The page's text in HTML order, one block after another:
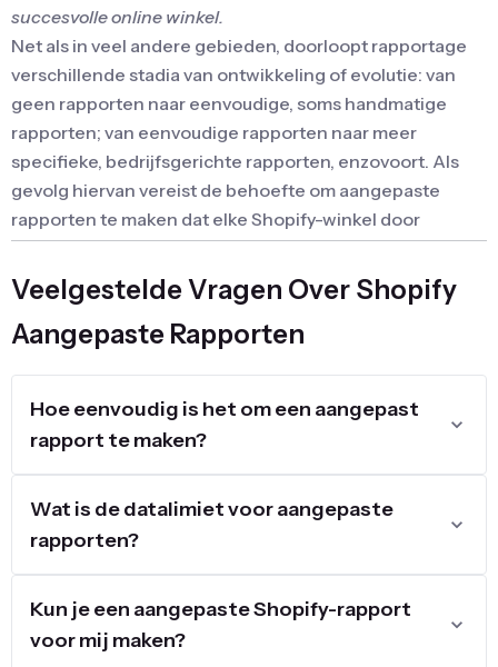
succesvolle online winkel.
Net als in veel andere gebieden, doorloopt rapportage
verschillende stadia van ontwikkeling of evolutie: van
geen rapporten naar eenvoudige, soms handmatige
rapporten; van eenvoudige rapporten naar meer
specifieke, bedrijfsgerichte rapporten, enzovoort. Als
gevolg hiervan vereist de behoefte om aangepaste
rapporten te maken dat elke Shopify-winkel door
bepaalde evolutionaire stadia gaat.
Over het algemeen ontstaat de behoefte aan
aangepaste rapporten in Shopify geleidelijk en wordt
soms aangepakt door berekeningen uit te voeren in
Google Sheets of vergelijkbare methoden.
Wanneer zijn Shopify Aangepaste
Rapporten zo belangrijk?
Het maken van aangepaste rapporten wordt een
dringende behoefte voor een online winkel tijdens de
opzet, optimalisatie of verfijning van zijn workflows.
Aangepaste rapporten zijn essentieel om efficiënte
werkprocessen te organiseren. Ze stellen bedrijven in
Veelgestelde Vragen Over Shopify
Aangepaste Rapporten
Hoe eenvoudig is het om een aangepast
rapport te maken?
Wat is de datalimiet voor aangepaste
rapporten?
Kun je een aangepaste Shopify-rapport
voor mij maken?